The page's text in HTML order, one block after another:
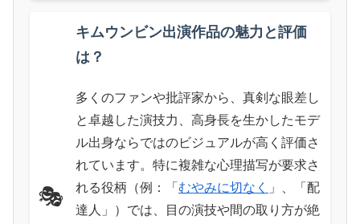
🎭
キムウンビン出演作品の魅力と評価
は？
多くのファンや批評家から、真剣な眼差し
と卓越した演技力、高身長を生かしたモデ
ル出身ならではのビジュアルが高く評価さ
れています。特に複雑な心理描写が要求さ
れる役柄（例：「 むやみに切なく
」、「配
達人」）では、目の演技や間の取り方が絶